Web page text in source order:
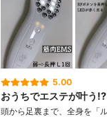
5.00
おうちでエステが叶う!?
頭から足裏まで、全身を「